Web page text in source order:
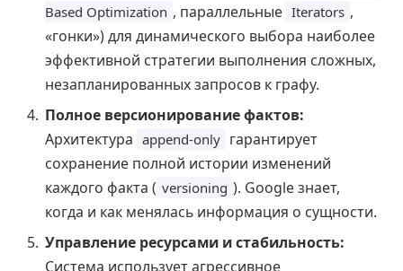
Based Optimization , параллельные Iterators ,
«гонки») для динамического выбора наиболее
эффективной стратегии выполнения сложных,
незапланированных запросов к графу.
Полное версионирование фактов:
Архитектура append-only гарантирует
сохранение полной истории изменений
каждого факта ( versioning ). Google знает,
когда и как менялась информация о сущности.
Управление ресурсами и стабильность:
Система использует агрессивное